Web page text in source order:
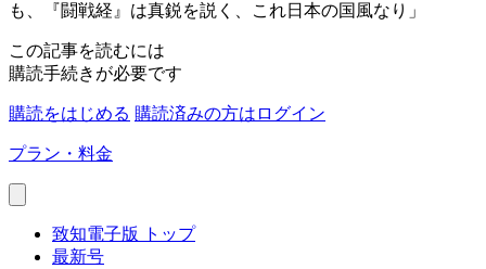
も、『闘戦経』は真鋭を説く、これ日本の国風なり」
この記事を読むには
購読手続きが必要です
購読をはじめる 購読済みの方はログイン
プラン・料金
致知電子版 トップ
最新号